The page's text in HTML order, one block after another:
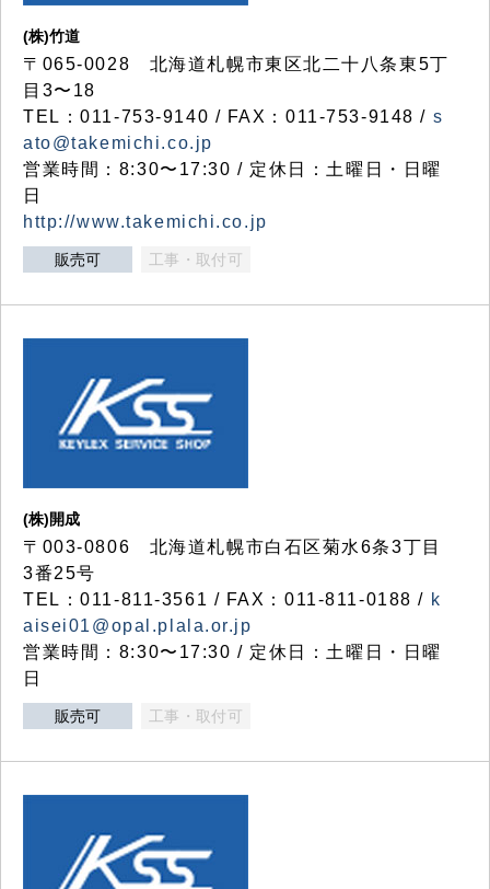
(株)竹道
〒065-0028 北海道札幌市東区北二十八条東5丁
目3〜18
TEL：011-753-9140 / FAX：011-753-9148 / s
ato@takemichi.co.jp
営業時間：8:30〜17:30 / 定休日：土曜日・日曜
日
http://www.takemichi.co.jp
販売可 工事・取付可
(株)開成
〒003-0806 北海道札幌市白石区菊水6条3丁目
3番25号
TEL：011-811-3561 / FAX：011-811-0188 / k
aisei01@opal.plala.or.jp
営業時間：8:30〜17:30 / 定休日：土曜日・日曜
日
販売可 工事・取付可